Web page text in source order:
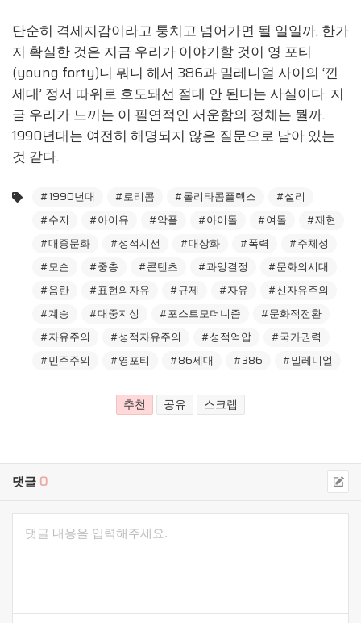
단순히 격세지감이라고 퉁치고 넘어가면 될 일일까. 한가
지 확실한 것은 지금 우리가 이야기할 것이 영 포티
(young forty)니 뭐니 해서 386과 밀레니얼 사이의 ‘낀
세대’ 정서 따위로 호도돼선 절대 안 된다는 사실이다. 지
금 우리가 느끼는 이 필연적인 서운함의 정체는 뭘까.
1990년대는 여전히 해명되지 않은 질문으로 남아 있는
것 같다.
#1990년대 #로리콤 #롤리타콤플렉스
#설리
#수지
#아이유 #악플 #아이돌 #여돌
#재현
#대중문화
#성적시선 #대상화 #폭력
#주체성
#모순
#중층 #콘텐츠 #과잉결정
#문화의시대
#음란
#표현의자유 #규제 #자유
#신자유주의
#계승
#대중지성 #포스트모더니즘
#문화적전환
#자유주의
#성적자유주의 #성적억압
#국가권력
#민주주의
#영포티 #86세대 #386 #밀레니얼
추천 공유 스크랩
댓글 0